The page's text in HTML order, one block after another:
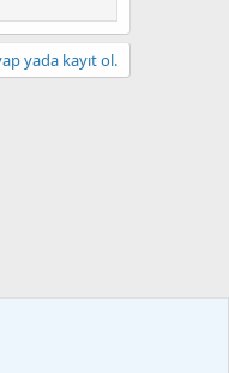
yada kayıt ol.